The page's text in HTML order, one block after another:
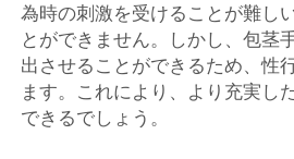
為時の刺激を受けることが難し
とができません。しかし、包茎
出させることができるため、性
ます。これにより、より充実し
できるでしょう。